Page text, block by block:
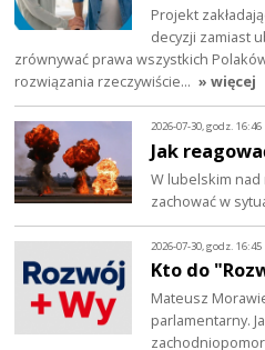
Projekt
decyzji zamiast
zrównywać prawa wszystkich
rozwiązania rzeczywiście… » więcej
2026-07-30, godz. 16:46
Jak
W lubelskim nad
zachować w
2026-07-30, godz. 16:45
Kto do
Mateusz
parlamentarny.